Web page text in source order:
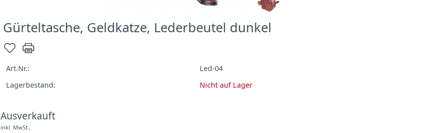
Gürteltasche, Geldkatze, Lederbeutel dunkel
Art.Nr.:
Led-04
Lagerbestand:
Nicht auf Lager
Ausverkauft
inkl. MwSt.,